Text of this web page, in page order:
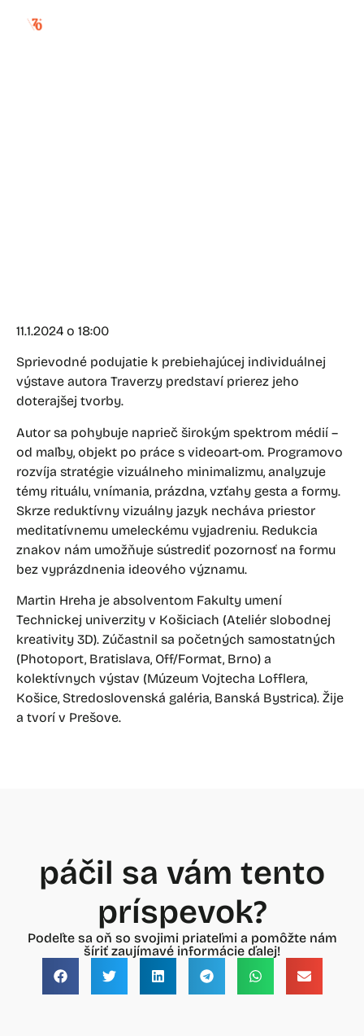
11.1.2024 o 18:00
Sprievodné podujatie k prebiehajúcej individuálnej
výstave autora Traverzy predstaví prierez jeho
doterajšej tvorby.
Autor sa pohybuje naprieč širokým spektrom médií –
od maľby, objekt po práce s videoart-om. Programovo
rozvíja stratégie vizuálneho minimalizmu, analyzuje
témy rituálu, vnímania, prázdna, vzťahy gesta a formy.
Skrze reduktívny vizuálny jazyk necháva priestor
meditatívnemu umeleckému vyjadreniu. Redukcia
znakov nám umožňuje sústrediť pozornosť na formu
bez vyprázdnenia ideového významu.
Martin Hreha je absolventom Fakulty umení
Technickej univerzity v Košiciach (Ateliér slobodnej
kreativity 3D). Zúčastnil sa početných samostatných
(Photoport, Bratislava, Off/Format, Brno) a
kolektívnych výstav (Múzeum Vojtecha Lofflera,
Košice, Stredoslovenská galéria, Banská Bystrica). Žije
a tvorí v Prešove.
páčil sa vám tento
príspevok?
Podeľte sa oň so svojimi priateľmi a pomôžte nám
šíriť zaujímavé informácie ďalej!